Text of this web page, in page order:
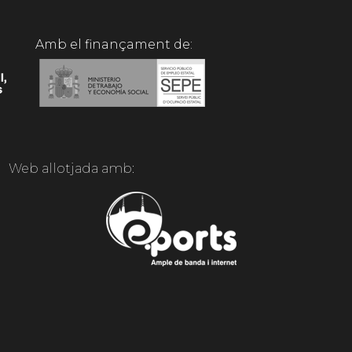
Amb el finançament de:
Web allotjada amb: